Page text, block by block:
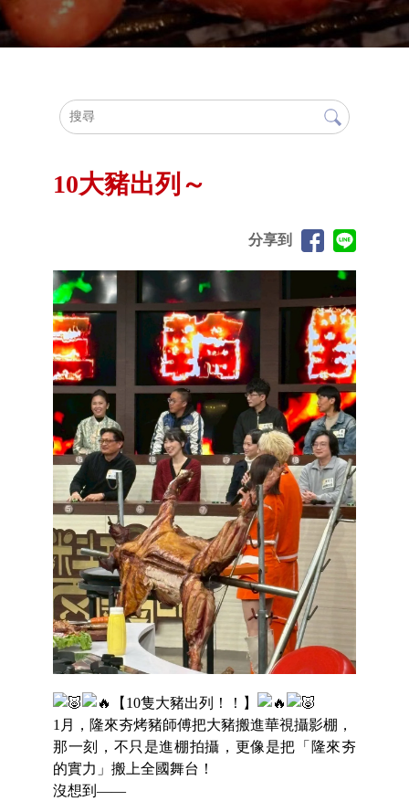
10大豬出列～
分享到
【10隻大豬出列！！】
1月，隆來夯烤豬師傅把大豬搬進華視攝影棚，
那一刻，不只是進棚拍攝，更像是把「隆來夯
的實力」搬上全國舞台！
沒想到——